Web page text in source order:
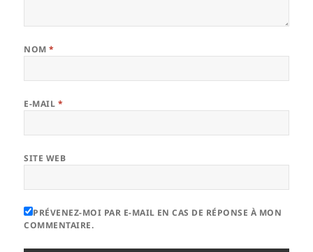
NOM*
E-MAIL *
SITE WEB
PRÉVENEZ-MOI PAR E-MAIL EN CAS DE RÉPONSE À MON
COMMENTAIRE.